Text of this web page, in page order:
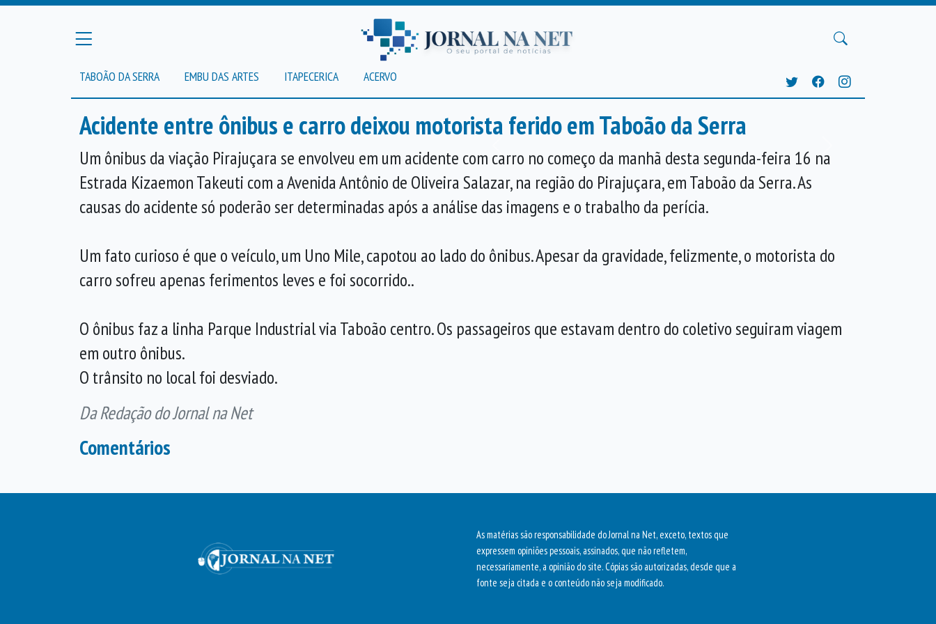
TABOÃO DA SERRA EMBU DAS ARTES ITAPECERICA ACERVO
Acidente entre ônibus e carro deixou motorista ferido em Taboão da Serra
Anterior Próxima
Um ônibus da viação Pirajuçara se envolveu em um acidente com carro no começo da manhã desta segunda-feira 16 na
Estrada Kizaemon Takeuti com a Avenida Antônio de Oliveira Salazar, na região do Pirajuçara, em Taboão da Serra. As
causas do acidente só poderão ser determinadas após a análise das imagens e o trabalho da perícia.
Um fato curioso é que o veículo, um Uno Mile, capotou ao lado do ônibus. Apesar da gravidade, felizmente, o motorista do
carro sofreu apenas ferimentos leves e foi socorrido..
O ônibus faz a linha Parque Industrial via Taboão centro. Os passageiros que estavam dentro do coletivo seguiram viagem
em outro ônibus.
O trânsito no local foi desviado.
Da Redação do Jornal na Net
Comentários
As matérias são responsabilidade do Jornal na Net, exceto, textos que
expressem opiniões pessoais, assinados, que não refletem,
necessariamente, a opinião do site. Cópias são autorizadas, desde que a
fonte seja citada e o conteúdo não seja modificado.